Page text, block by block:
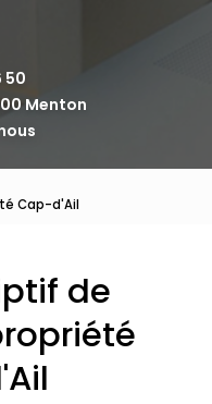
50
Menton
Cap-d'Ail
de